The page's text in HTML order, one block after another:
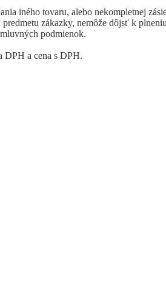
iného tovaru, alebo nekompletnej
zákazky, nemôže dôjsť k
podmienok.
DPH a cena s DPH.